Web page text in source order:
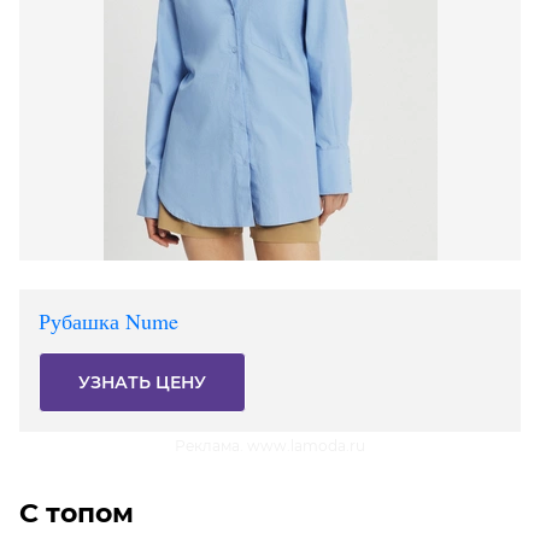
Рубашка Nume
УЗНАТЬ ЦЕНУ
С топом